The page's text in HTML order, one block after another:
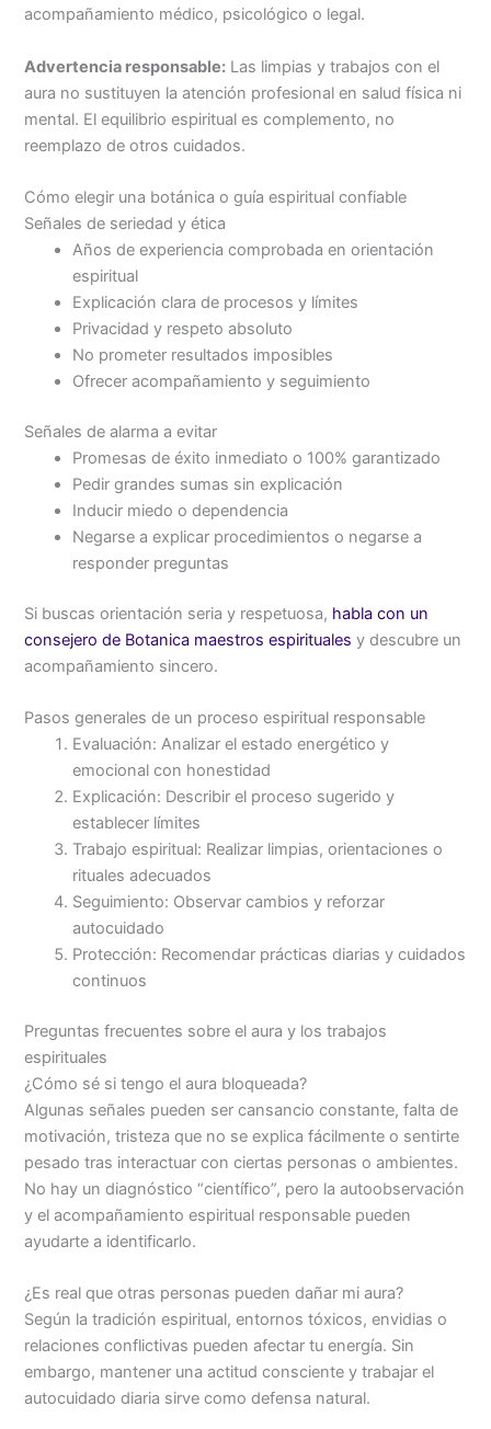
acompañamiento médico, psicológico o legal.
Advertencia responsable: Las limpias y trabajos con el
aura no sustituyen la atención profesional en salud física ni
mental. El equilibrio espiritual es complemento, no
reemplazo de otros cuidados.
Cómo elegir una botánica o guía espiritual confiable
Señales de seriedad y ética
Años de experiencia comprobada en orientación
espiritual
Explicación clara de procesos y límites
Privacidad y respeto absoluto
No prometer resultados imposibles
Ofrecer acompañamiento y seguimiento
Señales de alarma a evitar
Promesas de éxito inmediato o 100% garantizado
Pedir grandes sumas sin explicación
Inducir miedo o dependencia
Negarse a explicar procedimientos o negarse a
responder preguntas
Si buscas orientación seria y respetuosa, habla con un
consejero de Botanica maestros espirituales y descubre un
acompañamiento sincero.
Pasos generales de un proceso espiritual responsable
Evaluación: Analizar el estado energético y
emocional con honestidad
Explicación: Describir el proceso sugerido y
establecer límites
Trabajo espiritual: Realizar limpias, orientaciones o
rituales adecuados
Seguimiento: Observar cambios y reforzar
autocuidado
Protección: Recomendar prácticas diarias y cuidados
continuos
Preguntas frecuentes sobre el aura y los trabajos
espirituales
¿Cómo sé si tengo el aura bloqueada?
Algunas señales pueden ser cansancio constante, falta de
motivación, tristeza que no se explica fácilmente o sentirte
pesado tras interactuar con ciertas personas o ambientes.
No hay un diagnóstico “científico”, pero la autoobservación
y el acompañamiento espiritual responsable pueden
ayudarte a identificarlo.
¿Es real que otras personas pueden dañar mi aura?
Según la tradición espiritual, entornos tóxicos, envidias o
relaciones conflictivas pueden afectar tu energía. Sin
embargo, mantener una actitud consciente y trabajar el
autocuidado diaria sirve como defensa natural.